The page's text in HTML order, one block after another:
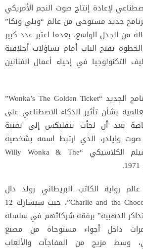
لإعادة إنتاج صوت النجم الأمريكي
جديد مستوحى من عالم “ويلي ونكا”
من الجدل الواسع، بعدما اعتبر عدد كبير
تفتح الباب أمام تساؤلات أخلاقية
في إحياء أعمال الفنانين
وتزامن الكشف عن البرنامج الجديد “Wonka’s The Golden Ticket”
بشأن تأثير الذكاء الاصطناعي على
خاصة بعد أن لجأت نتفليكس إلى تقنية
صوت وايلدر، الذي ارتبط اسمه بشخصية
“ويلي ونكا” في الفيلم الكلاسيكي “Willy Wonka & The
رواية الكاتب البريطاني رولد دال
الشهيرة “Charlie and the Chocolate Factory”، حيث سيشارك 12
الذهبية” برفقة شركائهم في سلسلة
داخل أجواء مستوحاة من مصنع
وسط مزيج من المفاجآت والألعاب